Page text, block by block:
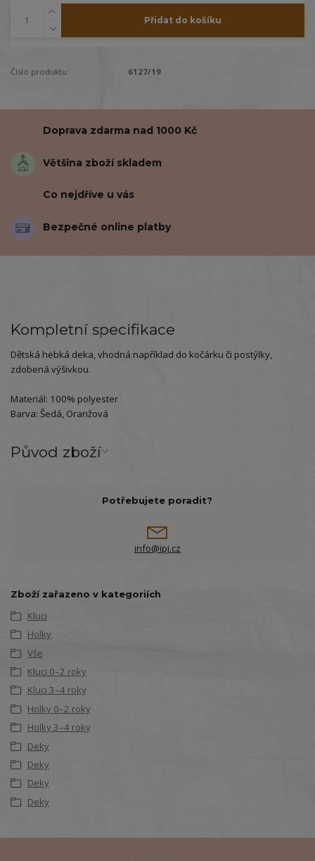
Přidat do košíku
Číslo produktu: 6127/19
Doprava zdarma nad 1000 Kč
Většina zboží skladem
Co nejdříve u vás
Bezpečné online platby
Kompletní specifikace
Dětská hebká deka, vhodná například do kočárku či postýlky,
zdobená výšivkou.
Materiál: 100% polyester
Barva: Šedá, Oranžová
Původ zboží
Potřebujete poradit?
info@ipj.cz
Zboží zařazeno v kategoriích
Kluci
Holky
Vše
Kluci 0–2 roky
Kluci 3–4 roky
Holky 0–2 roky
Holky 3–4 roky
Deky
Deky
Deky
Deky